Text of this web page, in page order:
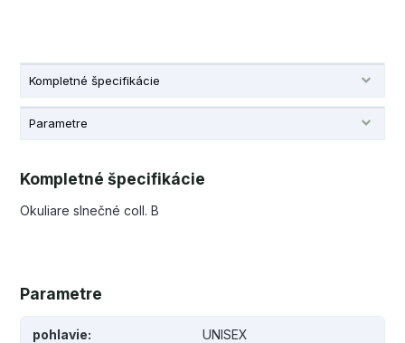
Kompletné špecifikácie
Parametre
Kompletné špecifikácie
Okuliare slnečné coll. B
Parametre
pohlavie UNISEX